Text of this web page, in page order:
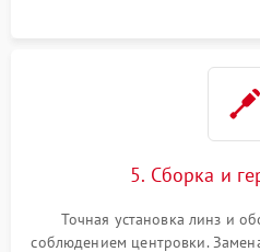
5. Сборка и
Точная установка линз и
соблюдением центровки.